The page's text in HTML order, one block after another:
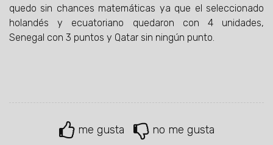
quedo sin chances matemáticas ya que el seleccionado
holandés y ecuatoriano quedaron con 4 unidades,
Senegal con 3 puntos y Qatar sin ningún punto.
me gusta no me gusta